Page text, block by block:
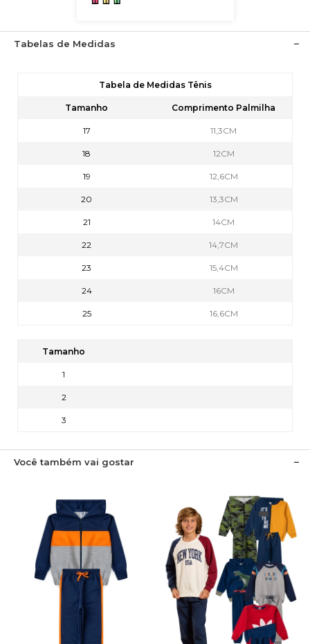
Tabelas de Medidas
Tabela de Medidas Tênis
Tamanho Comprimento Palmilha
17 11,3CM
18 12CM
19 12,6CM
20 13,3CM
21 14CM
22 14,7CM
23 15,4CM
24 16CM
25 16,6CM
Tamanho
1
2
3
Você também vai gostar